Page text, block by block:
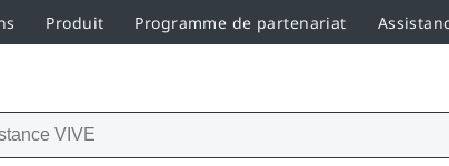
Produit Programme de partenariat